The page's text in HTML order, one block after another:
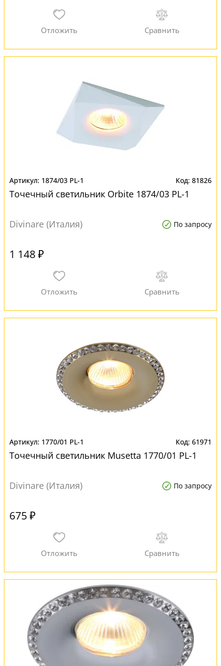
1874/03 PL-1 81826
Точечный светильник Orbite 1874/03 PL-1
Divinare (Италия) По запросу
1 148 ₽
1770/01 PL-1 61971
Точечный светильник Musetta 1770/01 PL-1
Divinare (Италия) По запросу
675 ₽